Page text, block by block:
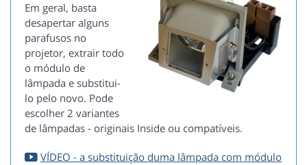
Em geral, basta
desapertar alguns
parafusos no
projetor, extrair todo
o módulo de
lâmpada e substitui-
lo pelo novo. Pode
escolher 2 variantes
de lâmpadas - originais Inside ou compatíveis.
VÍDEO - a substituição duma lâmpada com módulo